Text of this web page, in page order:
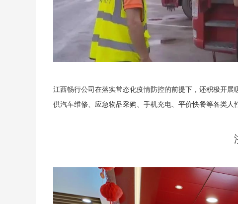
江西畅行公司在落实常态化疫情防控的前提下，还积极开
供汽车维修、应急物品采购、手机充电、平价快餐等各类人